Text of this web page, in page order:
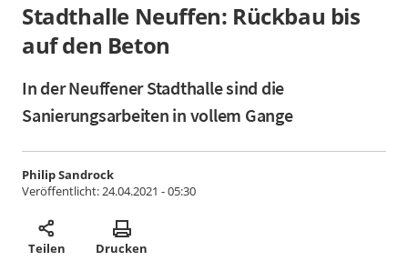
Stadthalle Neuffen: Rückbau bis
auf den Beton
In der Neuffener Stadthalle sind die
Sanierungsarbeiten in vollem Gange
Philip Sandrock
Veröffentlicht:24.04.2021 - 05:30
Teilen Drucken